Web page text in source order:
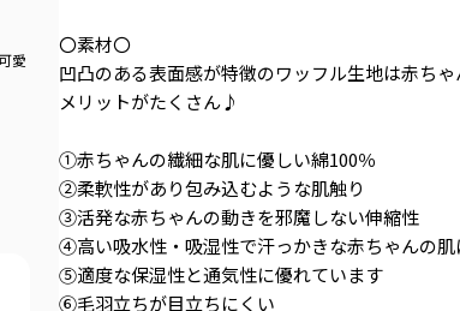
愛
〇素材〇
凹凸のある表面感が特徴のワッフル生地は赤ち
メリットがたくさん♪
①赤ちゃんの繊細な肌に優しい綿100％
②柔軟性があり包み込むような肌触り
③活発な赤ちゃんの動きを邪魔しない伸縮性
④高い吸水性・吸湿性で汗っかきな赤ちゃんの肌
⑤適度な保湿性と通気性に優れています
⑥毛羽立ちが目立ちにくい